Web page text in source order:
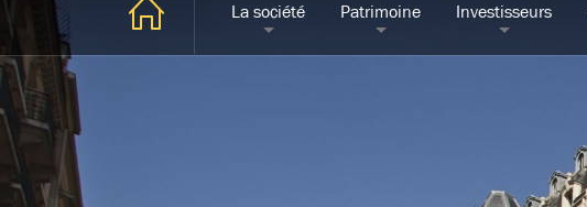
La société Patrimoine Investisseurs